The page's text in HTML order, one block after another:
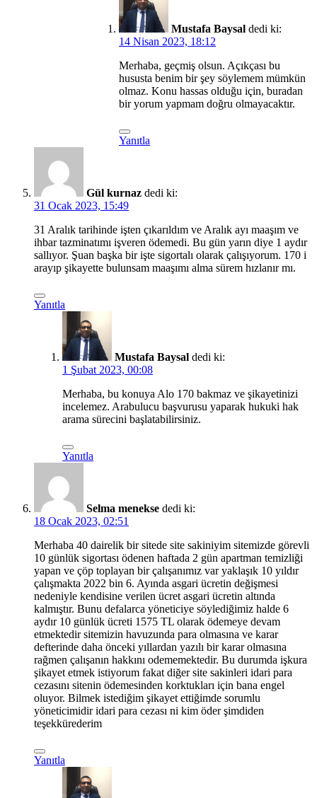
Mustafa Baysal dedi ki:
14 Nisan 2023, 18:12
Merhaba, geçmiş olsun. Açıkçası bu
hususta benim bir şey söylemem mümkün
olmaz. Konu hassas olduğu için, buradan
bir yorum yapmam doğru olmayacaktır.
Yanıtla
Gül kurnaz dedi ki:
31 Ocak 2023, 15:49
31 Aralık tarihinde işten çıkarıldım ve Aralık ayı maaşım ve
ihbar tazminatımı işveren ödemedi. Bu gün yarın diye 1 aydır
sallıyor. Şuan başka bir işte sigortalı olarak çalışıyorum. 170 i
arayıp şikayette bulunsam maaşımı alma sürem hızlanır mı.
Yanıtla
Mustafa Baysal dedi ki:
1 Şubat 2023, 00:08
Merhaba, bu konuya Alo 170 bakmaz ve şikayetinizi
incelemez. Arabulucu başvurusu yaparak hukuki hak
arama sürecini başlatabilirsiniz.
Yanıtla
Selma menekse dedi ki:
18 Ocak 2023, 02:51
Merhaba 40 dairelik bir sitede site sakiniyim sitemizde görevli
10 günlük sigortası ödenen haftada 2 gün apartman temizliği
yapan ve çöp toplayan bir çalışanımız var yaklaşık 10 yıldır
çalışmakta 2022 bin 6. Ayında asgari ücretin değişmesi
nedeniyle kendisine verilen ücret asgari ücretin altında
kalmıştır. Bunu defalarca yöneticiye söylediğimiz halde 6
aydır 10 günlük ücreti 1575 TL olarak ödemeye devam
etmektedir sitemizin havuzunda para olmasına ve karar
defterinde daha önceki yıllardan yazılı bir karar olmasına
rağmen çalışanın hakkını odememektedir. Bu durumda işkura
şikayet etmek istiyorum fakat diğer site sakinleri idari para
cezasını sitenin ödemesinden korktukları için bana engel
oluyor. Bilmek istediğim şikayet ettiğimde sorumlu
yöneticimidir idari para cezası ni kim öder şimdiden
teşekkürederim
Yanıtla